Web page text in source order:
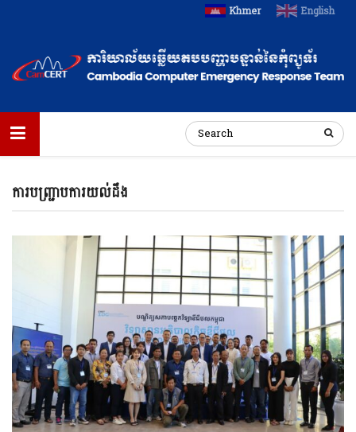
Khmer English
ការបញ្ជ្រាបការយល់ដឹង